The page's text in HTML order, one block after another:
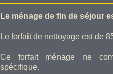
Le ménage de fin de séjour
Le forfait de nettoyage est de
Ce forfait ménage ne
spécifique.